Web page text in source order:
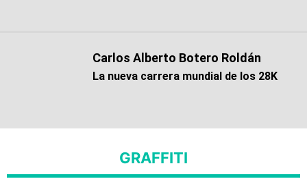
Carlos Alberto Botero Roldán
La nueva carrera mundial de los 28K
GRAFFITI